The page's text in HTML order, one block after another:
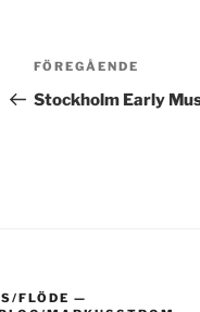
Föregående
inlägg
FÖREGÅENDE
Stockholm Early
FLÖDE —